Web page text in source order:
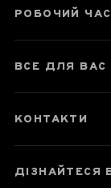
РОБОЧИЙ ЧАС
ВСЕ ДЛЯ ВАС
КОНТАКТИ
ДІЗНАЙТЕСЯ